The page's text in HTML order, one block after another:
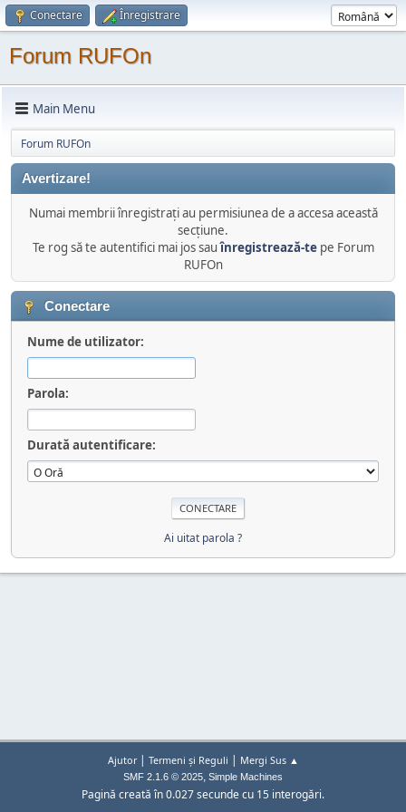
Conectare Înregistrare
Forum RUFOn
Main Menu
Forum RUFOn
Avertizare!
Numai membrii înregistraţi au permisiunea de a accesa această
secţiune.
Te rog să te autentifici mai jos sauînregistrează-tepe Forum
RUFOn
Conectare
Nume de utilizator:
Parola:
Durată autentificare:
Ai uitat parola ?
Ajutor| Termeni și Reguli | Mergi Sus ▲
SMF 2.1.6 © 2025, Simple Machines
Pagină creată în 0.027 secunde cu 15 interogări.